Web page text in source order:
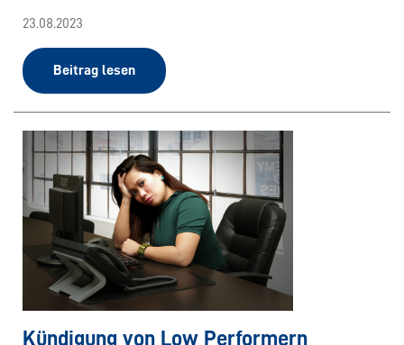
23.08.2023
Beitrag lesen
Kündigung von Low Performern